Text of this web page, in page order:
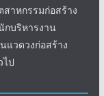
าหกรรมก่อสร้าง
บริหารงาน
แวดวงก่อสร้าง
ป